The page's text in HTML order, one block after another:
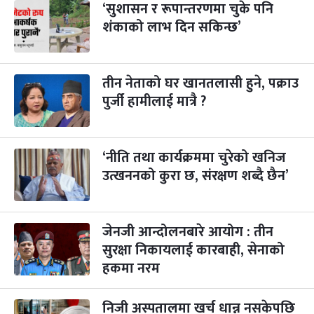
३
मंगल
महानवमी
कार्तिक ३, २०८३-Oct 20, 2026
२ महिना बाँकी
४
बुध कार्तिक ४, २०८३ Oct 21, 2026
५
बिहि
पापा‌ङ्कुशा एकादशी व्रत
कार्तिक ५, २०८३
२२
आइत
कुकुर तिहार
कार्तिक २२, २०८३-Nov 8, 2026
३ महिना बाँकी
२३
सोम
गाई पूजा
कार्तिक २३, २०८३
२४
मंगल
गोरुपुजा
कार्तिक २४, २०८३-Nov 10, 2026
३ महिना बाँकी
२५ भाइटीका ३ महिना बाँकी
‘सुशासन र रूपान्तरणमा चुके पनि
शंकाको लाभ दिन सकिन्छ’
तीन नेताको घर खानतलासी हुने, पक्राउ
पुर्जी हामीलाई मात्रै ?
‘नीति तथा कार्यक्रममा चुरेको खनिज
उत्खननको कुरा छ, संरक्षण शब्दै छैन’
जेनजी आन्दोलनबारे आयोग : तीन
सुरक्षा निकायलाई कारबाही, सेनाको
हकमा नरम
निजी अस्पतालमा खर्च धान्न नसकेपछि